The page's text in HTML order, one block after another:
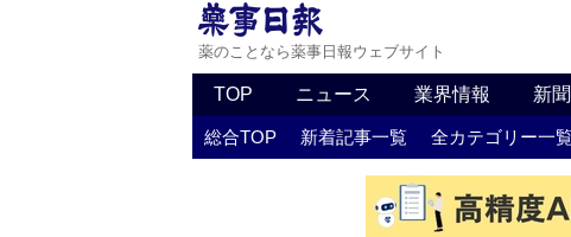
薬のことなら薬事日報ウェブサイト
TOP ニュース 業界情報 新
総合TOP 新着記事一覧 全カテゴリー一